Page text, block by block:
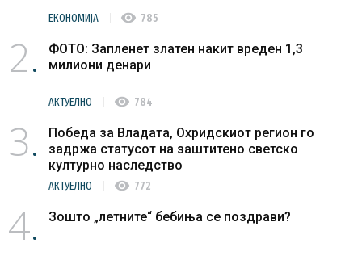
ЕКОНОМИЈА visibility 785
2
ФОТО: Запленет златен накит вреден 1,3
милиони денари
АКТУЕЛНО visibility 784
3
Победа за Владата, Охридскиот регион го
задржа статусот на заштитено светско
културно наследство
АКТУЕЛНО visibility 772
4 Зошто „летните“ бебиња се поздрави?